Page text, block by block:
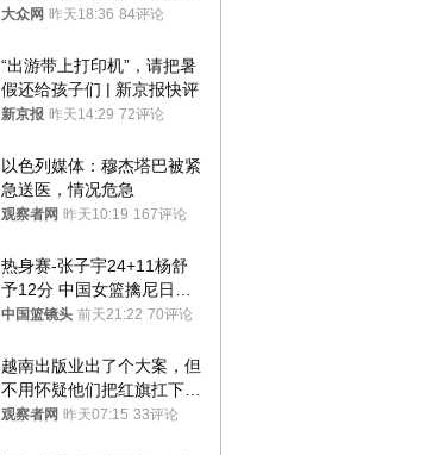
获
大众网 昨天18:36 84评论
“出游带上打印机”，请把暑
假还给孩子们 | 新京报快评
新京报 昨天14:29 72评论
以色列媒体：穆杰塔巴被紧
急送医，情况危急
观察者网 昨天10:19 167评论
热身赛-张子宇24+11杨舒
予12分 中国女篮擒尼日利
亚
中国篮镜头 前天21:22 70评论
越南出版业出了个大案，但
不用怀疑他们把红旗扛下去
的决心
观察者网 昨天07:15 33评论